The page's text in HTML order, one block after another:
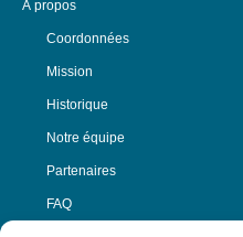
À propos
Coordonnées
Mission
Historique
Notre équipe
Partenaires
FAQ